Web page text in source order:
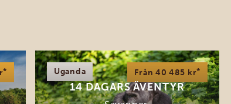
* Uganda Från 40 485 kr*
14 DAGARS ÄVENTYR